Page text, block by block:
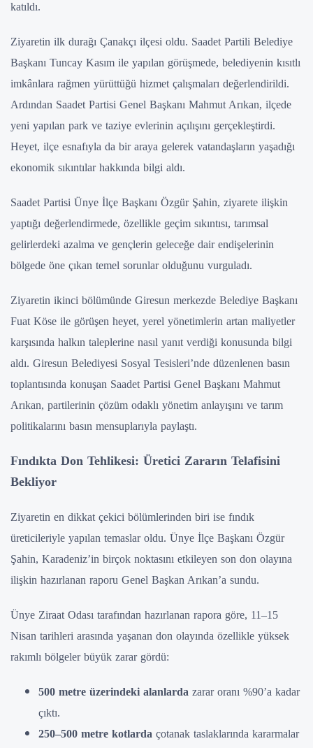
katıldı.
Ziyaretin ilk durağı Çanakçı ilçesi oldu. Saadet Partili Belediye
Başkanı Tuncay Kasım ile yapılan görüşmede, belediyenin kısıtlı
imkânlara rağmen yürüttüğü hizmet çalışmaları değerlendirildi.
Ardından Saadet Partisi Genel Başkanı Mahmut Arıkan, ilçede
yeni yapılan park ve taziye evlerinin açılışını gerçekleştirdi.
Heyet, ilçe esnafıyla da bir araya gelerek vatandaşların yaşadığı
ekonomik sıkıntılar hakkında bilgi aldı.
Saadet Partisi Ünye İlçe Başkanı Özgür Şahin, ziyarete ilişkin
yaptığı değerlendirmede, özellikle geçim sıkıntısı, tarımsal
gelirlerdeki azalma ve gençlerin geleceğe dair endişelerinin
bölgede öne çıkan temel sorunlar olduğunu vurguladı.
Ziyaretin ikinci bölümünde Giresun merkezde Belediye Başkanı
Fuat Köse ile görüşen heyet, yerel yönetimlerin artan maliyetler
karşısında halkın taleplerine nasıl yanıt verdiği konusunda bilgi
aldı. Giresun Belediyesi Sosyal Tesisleri’nde düzenlenen basın
toplantısında konuşan Saadet Partisi Genel Başkanı Mahmut
Arıkan, partilerinin çözüm odaklı yönetim anlayışını ve tarım
politikalarını basın mensuplarıyla paylaştı.
Fındıkta Don Tehlikesi: Üretici Zararın Telafisini
Bekliyor
Ziyaretin en dikkat çekici bölümlerinden biri ise fındık
üreticileriyle yapılan temaslar oldu. Ünye İlçe Başkanı Özgür
Şahin, Karadeniz’in birçok noktasını etkileyen son don olayına
ilişkin hazırlanan raporu Genel Başkan Arıkan’a sundu.
Ünye Ziraat Odası tarafından hazırlanan rapora göre, 11–15
Nisan tarihleri arasında yaşanan don olayında özellikle yüksek
rakımlı bölgeler büyük zarar gördü:
500 metre üzerindeki alanlarda zarar oranı %90’a kadar
çıktı.
250–500 metre kotlarda çotanak taslaklarında kararmalar